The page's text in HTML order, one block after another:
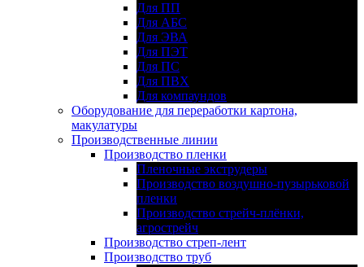
Для ПП
Для АБС
Для ЭВА
Для ПЭТ
Для ПС
Для ПВХ
Для компаундов
Оборудование для переработки картона,
макулатуры
Производственные линии
Производство пленки
Пленочные экструдеры
Производство воздушно-пузырьковой
пленки
Производство стрейч-плёнки,
агрострейч
Производство стреп-лент
Производство труб